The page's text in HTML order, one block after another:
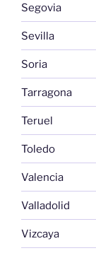
Segovia
Sevilla
Soria
Tarragona
Teruel
Toledo
Valencia
Valladolid
Vizcaya